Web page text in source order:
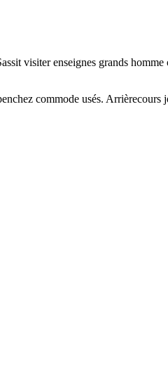
visiter enseignes grands
commode usés.